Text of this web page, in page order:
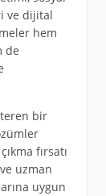
ve dijital
hem
de
bir
fırsatı
uzman
uygun